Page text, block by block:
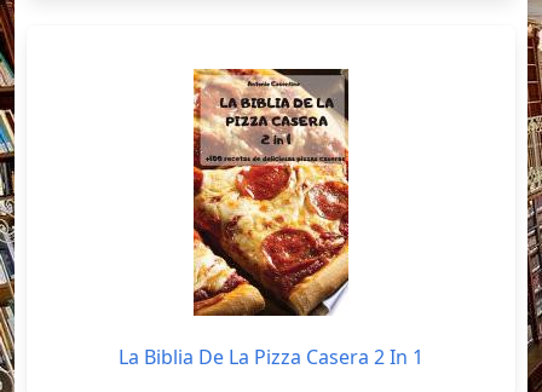
La Biblia De La Pizza Casera 2 In 1